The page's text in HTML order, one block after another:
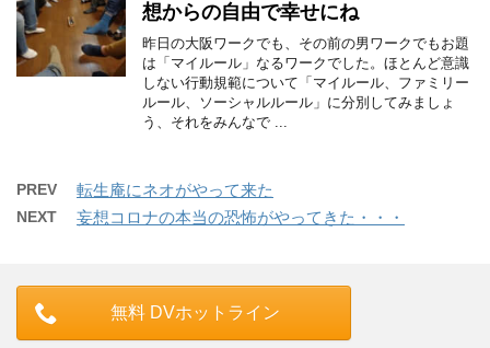
想からの自由で幸せにね
昨日の大阪ワークでも、その前の男ワークでもお題
は「マイルール」なるワークでした。ほとんど意識
しない行動規範について「マイルール、ファミリー
ルール、ソーシャルルール」に分別してみましょ
う、それをみんなで ...
PREV 転生庵にネオがやって来た
NEXT 妄想コロナの本当の恐怖がやってきた・・・
無料 DVホットライン